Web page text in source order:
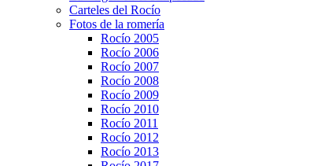
Carteles del Rocío
Fotos de la romería
Rocío 2005
Rocío 2006
Rocío 2007
Rocío 2008
Rocío 2009
Rocío 2010
Rocío 2011
Rocío 2012
Rocío 2013